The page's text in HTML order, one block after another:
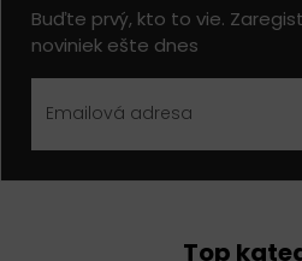
Buďte prvý, kto to vie.
noviniek ešte dnes
Top